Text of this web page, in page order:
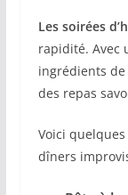
Les soirées
rapidité. Avec
ingrédients
des repas
Voici
dîners